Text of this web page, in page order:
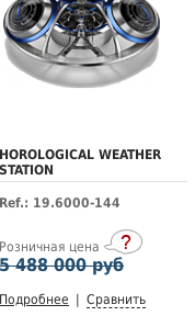
HOROLOGICAL WEATHER
STATION
Ref.: 19.6000-144
Розничная цена
5 488 000 руб
Подробнее Сравнить